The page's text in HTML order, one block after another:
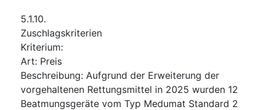
5.1.10.
Zuschlagskriterien
Kriterium:
Art: Preis
Beschreibung: Aufgrund der Erweiterung der
vorgehaltenen Rettungsmittel in 2025 wurden 12
Beatmungsgeräte vom Typ Medumat Standard 2